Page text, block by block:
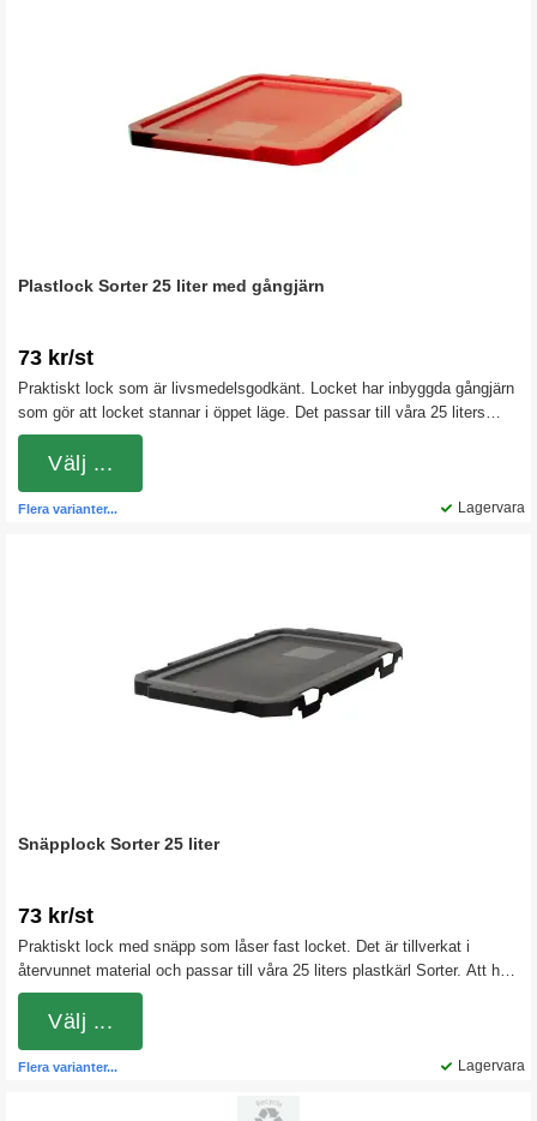
Plastlock Sorter 25 liter med gångjärn
73 kr/st
Praktiskt lock som är livsmedelsgodkänt. Locket har inbyggda gångjärn
som gör att locket stannar i öppet läge. Det passar till våra 25 liters
plastkärl Sorter. Att ha lock på ett sorteringskärl ser inte bara snyggt ut,
det är också bra av praktiska skäl. Du får ett mycket bra skydd mot
regnvatten eller snö. Locket gör hanteringen mer effektiv och hållbar.
Lagervara
Flera varianter...
Välj ...
Snäpplock Sorter 25 liter
73 kr/st
Praktiskt lock med snäpp som låser fast locket. Det är tillverkat i
återvunnet material och passar till våra 25 liters plastkärl Sorter. Att ha
lock på ett sorteringskärl ser inte bara snyggt ut, det är också bra av
praktiska skäl. Du får ett mycket bra skydd mot regnvatten eller snö.
Locket gör hanteringen mer effektiv och hållbar.
Lagervara
Flera varianter...
Välj ...